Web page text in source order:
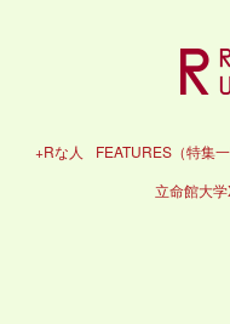
+Rな人 FEATURES（特集一
立命館大